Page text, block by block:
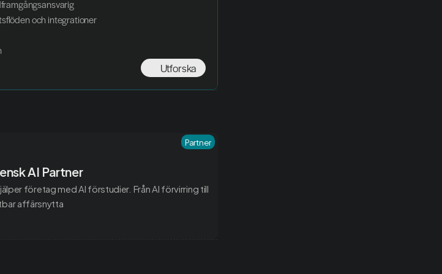
och integrationer
Utforska
AI Partner
företag med AI förstudier. Från AI förvirring till
affärsnytta
Partner